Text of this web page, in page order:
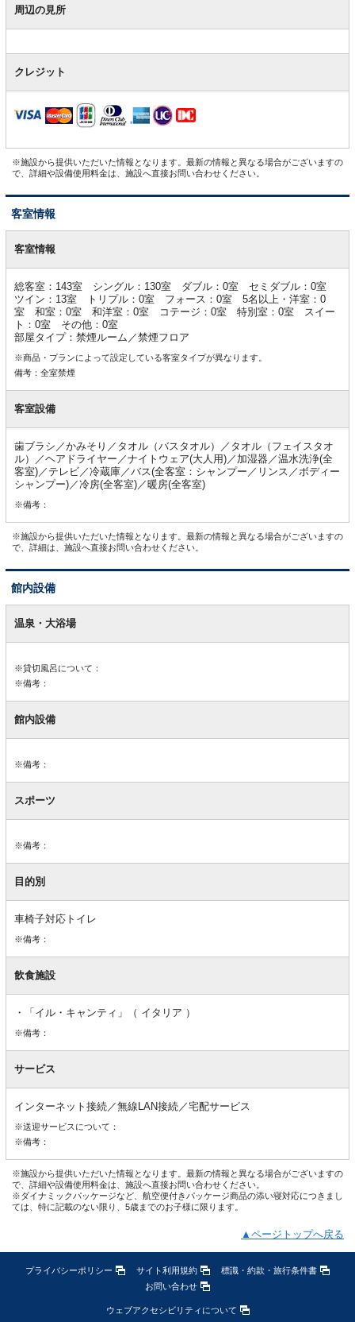
周辺の見所
クレジット
※施設から提供いただいた情報となります。最新の情報と異なる場合がございますの
で、詳細や設備使用料金は、施設へ直接お問い合わせください。
客室情報
室客室情報
総客室：143室 シングル：130室 ダブル：0室 セミダブル：0室
ツイン：13室 トリプル：0室 フォース：0室 5名以上・洋室：0
室 和室：0室 和洋室：0室 コテージ：0室 特別室：0室 スイー
ト：0室 その他：0室
部屋タイプ：禁煙ルーム／禁煙フロア
※商品・プランによって設定している客室タイプが異なります。
備考：全室禁煙
客室設備
歯ブラシ／かみそり／タオル（バスタオル）／タオル（フェイスタオ
ル）／ヘアドライヤー／ナイトウェア(大人用)／加湿器／温水洗浄(全
客室)／テレビ／冷蔵庫／バス(全客室：シャンプー／リンス／ボディー
シャンプー)／冷房(全客室)／暖房(全客室)
※備考：
※施設から提供いただいた情報となります。最新の情報と異なる場合がございますの
で、詳細は、施設へ直接お問い合わせください。
館内設備
内温泉・大浴場
※貸切風呂について：
※備考：
館内設備
※備考：
スポーツ
※備考：
目的別
車椅子対応トイレ
※備考：
飲食施設
「イル・キャンティ」（ イタリア ）
※備考：
サービス
インターネット接続／無線LAN接続／宅配サービス
※送迎サービスについて：
※備考：
※施設から提供いただいた情報となります。最新の情報と異なる場合がございますの
で、詳細や設備使用料金は、施設へ直接お問い合わせください。
※ダイナミックパッケージなど、航空便付きパッケージ商品の添い寝対応につきまし
ては、特に記載のない限り、5歳までのお子様に限ります。
▲ページトップへ戻る
プライバシーポリシー サイト利用規約
標識・約款・旅行条件書
お問い合わせ
ウェブアクセシビリティについて